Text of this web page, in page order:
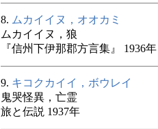
8. ムカイイヌ，オオカミ
ムカイイヌ，狼
『信州下伊那郡方言集』 1936年
9. キコクカイイ，ボウレイ
鬼哭怪異，亡霊
旅と伝説 1937年